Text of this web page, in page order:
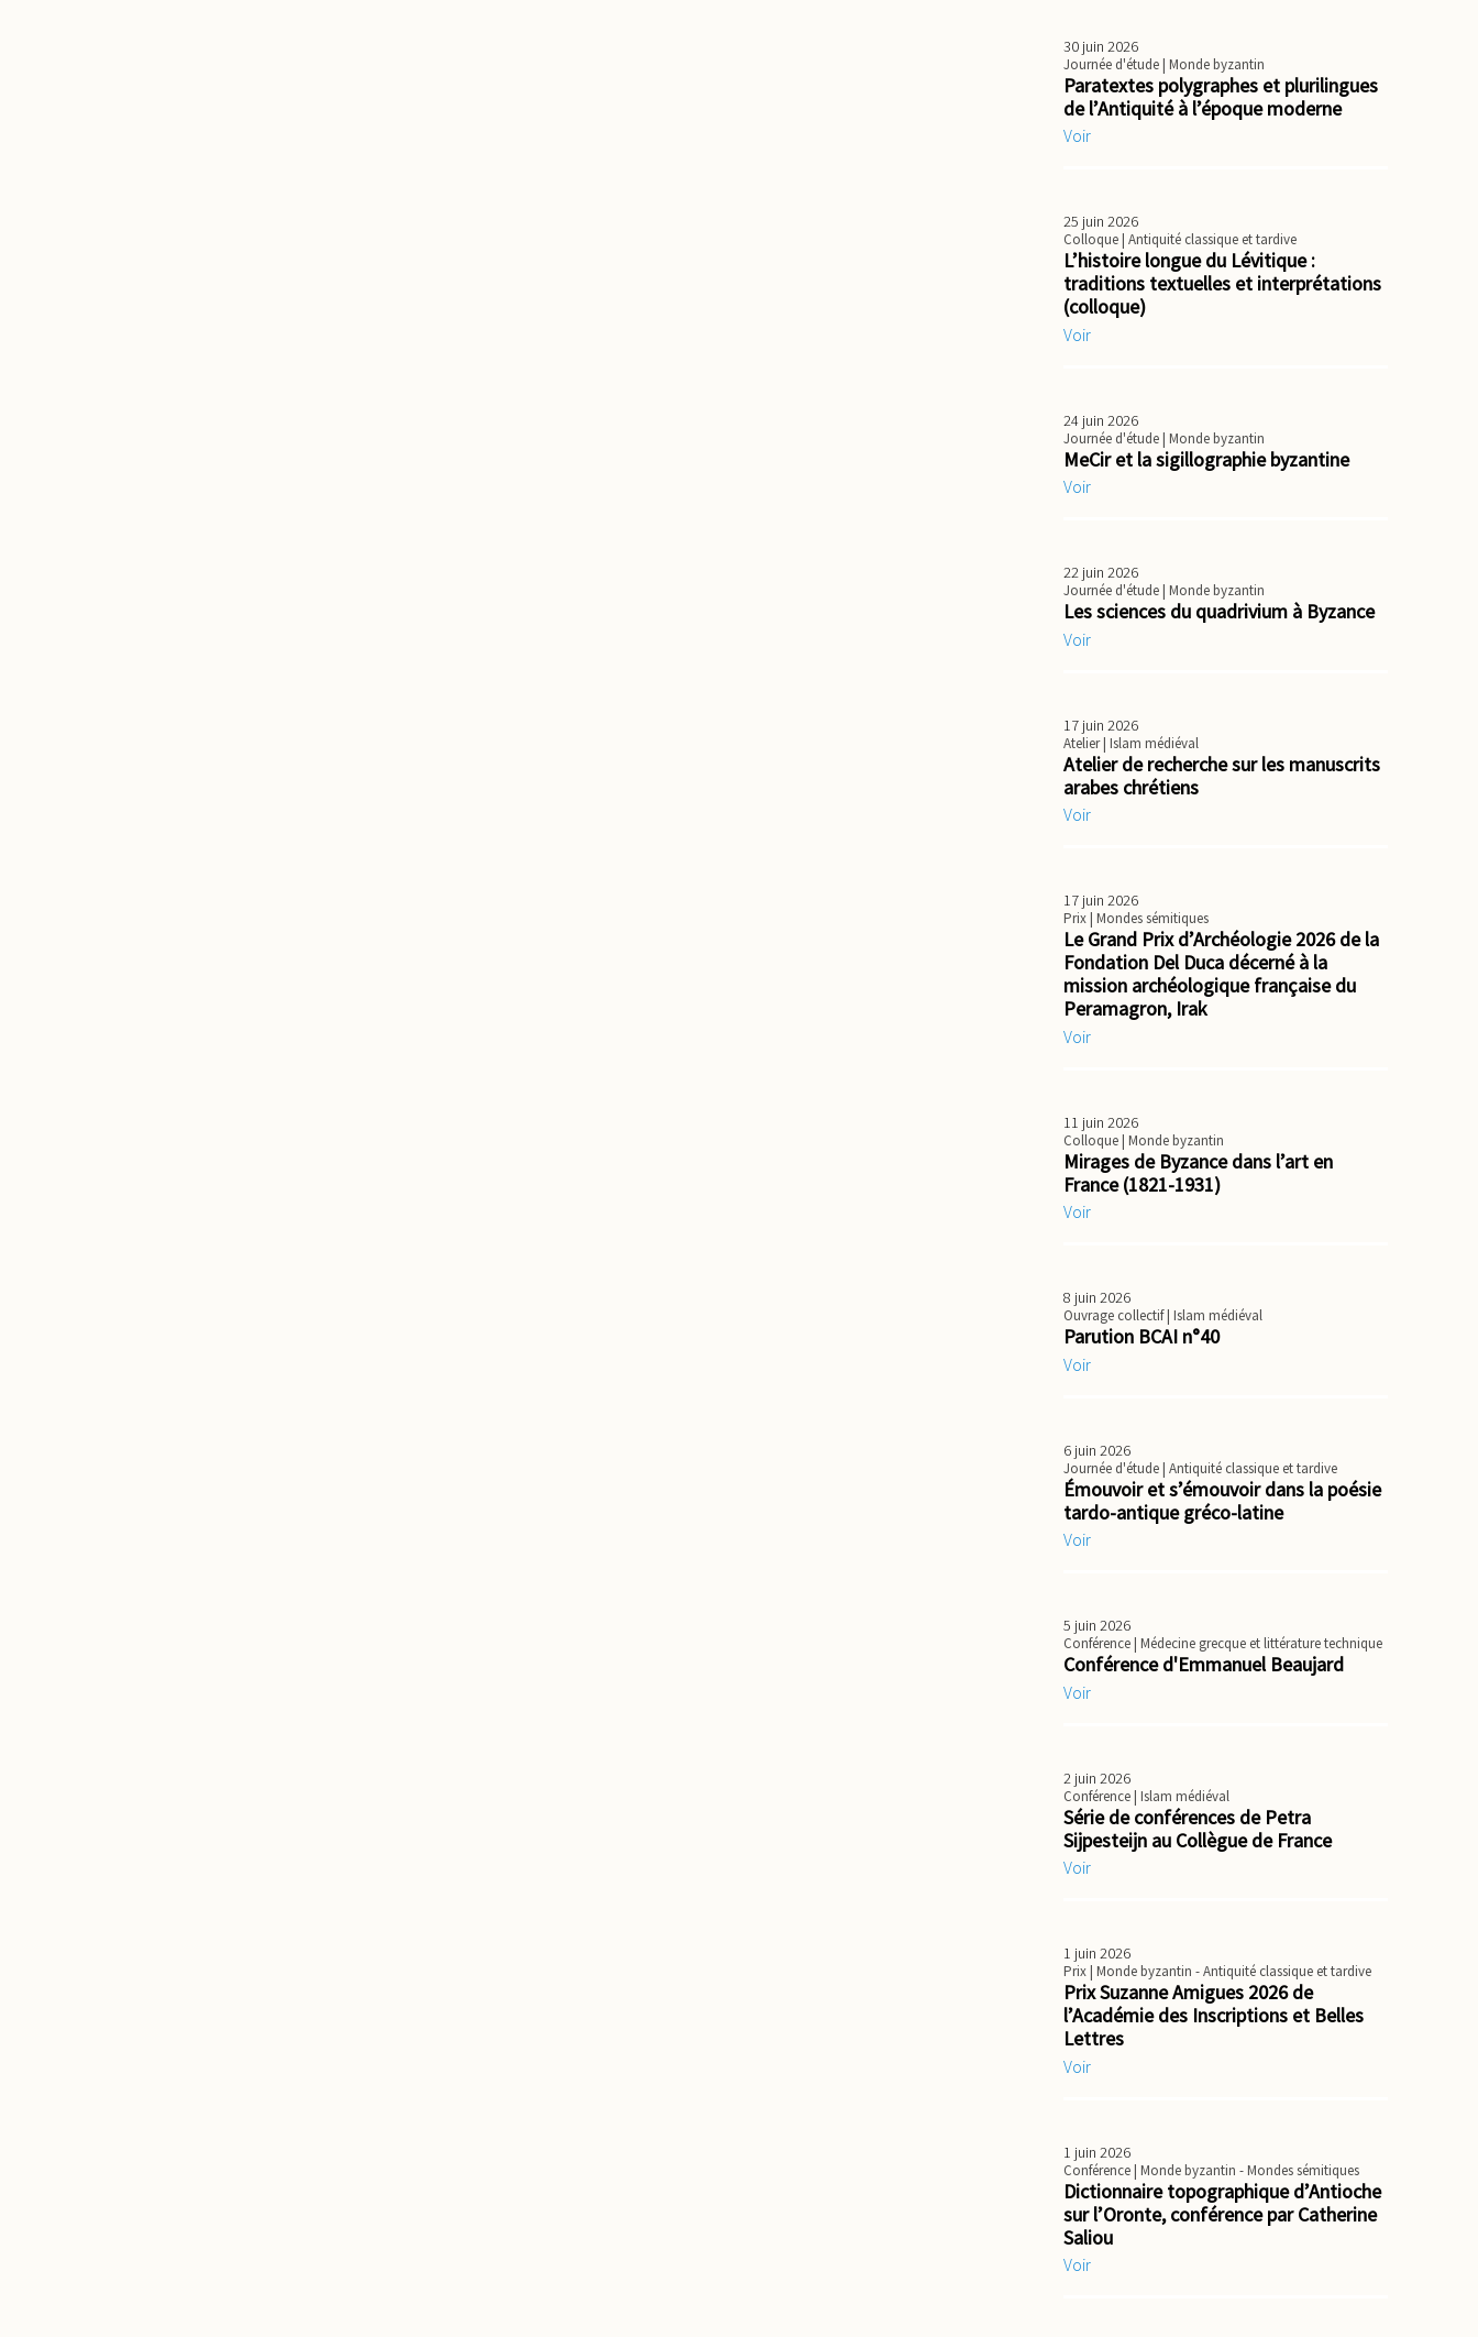
30 juin 2026
Journée d'étude| Monde byzantin
Paratextes polygraphes et plurilingues
de l’Antiquité à l’époque moderne
Voir
25 juin 2026
Colloque| Antiquité classique et tardive
L’histoire longue du Lévitique :
traditions textuelles et interprétations
(colloque)
Voir
24 juin 2026
Journée d'étude| Monde byzantin
MeCir et la sigillographie byzantine
Voir
22 juin 2026
Journée d'étude| Monde byzantin
Les sciences du quadrivium à Byzance
Voir
17 juin 2026
Atelier| Islam médiéval
Atelier de recherche sur les manuscrits
arabes chrétiens
Voir
17 juin 2026
Prix| Mondes sémitiques
Le Grand Prix d’Archéologie 2026 de la
Fondation Del Duca décerné à la
mission archéologique française du
Peramagron, Irak
Voir
11 juin 2026
Colloque| Monde byzantin
Mirages de Byzance dans l’art en
France (1821-1931)
Voir
8 juin 2026
Ouvrage collectif| Islam médiéval
Parution BCAI n°40
Voir
6 juin 2026
Journée d'étude| Antiquité classique et tardive
Émouvoir et s’émouvoir dans la poésie
tardo-antique gréco-latine
Voir
5 juin 2026
Conférence| Médecine grecque et littérature technique
Conférence d'Emmanuel Beaujard
Voir
2 juin 2026
Conférence| Islam médiéval
Série de conférences de Petra
Sijpesteijn au Collègue de France
Voir
1 juin 2026
Prix| Monde byzantin - Antiquité classique et tardive
Prix Suzanne Amigues 2026 de
l’Académie des Inscriptions et Belles
Lettres
Voir
1 juin 2026
Conférence| Monde byzantin - Mondes sémitiques
Dictionnaire topographique d’Antioche
sur l’Oronte, conférence par Catherine
Saliou
Voir